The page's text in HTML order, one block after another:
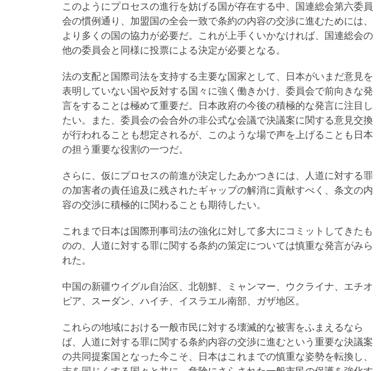
このようにプロセスの進行を妨げる国が存在する中、国連総会第六委員
会の慣例通り、加盟国の全会一致で条約の内容の交渉に進むためには、
より多くの国の協力が必要だ。これが上手くいかなければ、国連総会の
他の委員会と同様に投票による決定が必要となる。
法の支配と国際司法を支持する主要な国家として、日本がいまだ意見を
表明していない国や反対する国々に強く働きかけ、委員会で前向きな発
言をすることは極めて重要だ。日本政府の今後の積極的な発言に注目し
たい。また、委員会の会合外の非公式な会議で決議案に関する意見交換
が行われることも想定されるが、このような場で声を上げることも日本
の担う重要な役割の一つだ。
さらに、仮にプロセスの前進が決定したあかつきには、人道に対する罪
の加害者の責任追及に残されたギャップの解消に貢献すべく、条文の内
容の交渉に積極的に関わることも期待したい。
これまで日本は国際刑事司法の強化に対して多大にコミットしてきたも
のの、人道に対する罪に関する条約の策定については慎重な発言がみら
れた。
中国の新疆ウイグル自治区、北朝鮮、ミャンマー、ウクライナ、エチオ
ピア、スーダン、ハイチ、イスラエル南部、ガザ地区。
これらの地域における一般市民に対する壊滅的な被害をふまえるなら
ば、人道に対する罪に関する条約内容の交渉に進むという重要な決議案
の共同提案国となった今こそ、日本はこれまでの慎重な姿勢を転換し、